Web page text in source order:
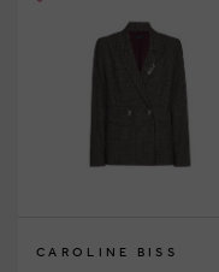
CAROLINE BISS